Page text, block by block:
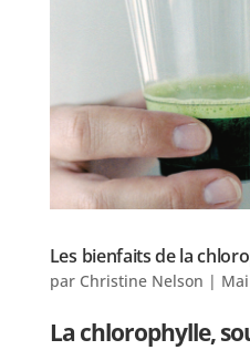
Les bienfaits de la
par Christine Nelson |
La chlorophylle,